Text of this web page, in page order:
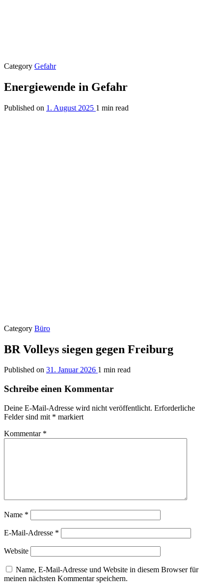
Category Gefahr
Energiewende in Gefahr
Published on 1. August 2025 1 min read
Category Büro
BR Volleys siegen gegen Freiburg
Published on 31. Januar 2026 1 min read
Schreibe einen Kommentar
Deine E-Mail-Adresse wird nicht veröffentlicht. Erforderliche
Felder sind mit * markiert
Kommentar *
Name *
E-Mail-Adresse *
Website
Name, E-Mail-Adresse und Website in diesem Browser für
meinen nächsten Kommentar speichern.